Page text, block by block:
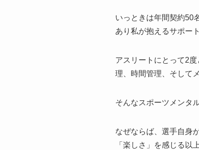
いっときは年間契約50
あり私が抱えるサポー
アスリートにとって2
理、時間管理、そして
そんなスポーツメンタ
なぜならば、選手自身
「楽しさ」を感じる以